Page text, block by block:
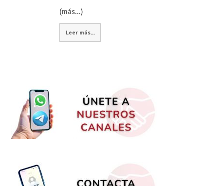
(más…)
Leer más...